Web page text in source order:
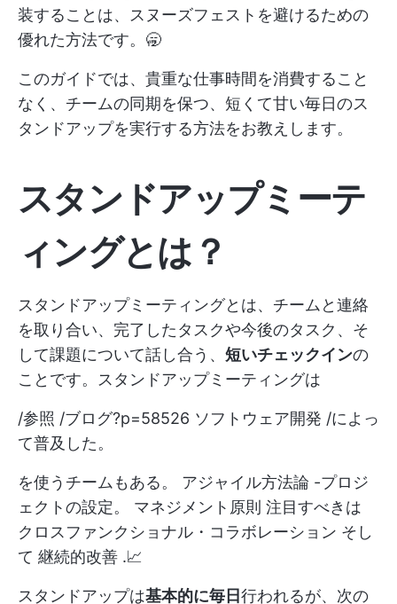
装することは、スヌーズフェストを避けるための
優れた方法です。🥱
このガイドでは、貴重な仕事時間を消費すること
なく、チームの同期を保つ、短くて甘い毎日のス
タンドアップを実行する方法をお教えします。
スタンドアップミーテ
ィングとは？
スタンドアップミーティングとは、チームと連絡
を取り合い、完了したタスクや今後のタスク、そ
して課題について話し合う、 短いチェックインの
ことです。スタンドアップミーティングは
/参照 /ブログ?p=58526 ソフトウェア開発 /によっ
て普及した。
を使うチームもある。 アジャイル方法論 -プロジ
ェクトの設定。 マネジメント原則 注目すべきは
クロスファンクショナル・コラボレーション そし
て 継続的改善 .📈
スタンドアップは基本的に毎日行われるが、次の